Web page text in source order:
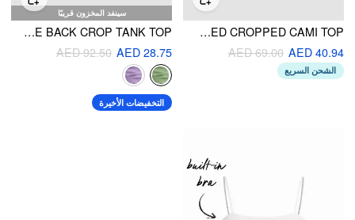
STRIPED CROPPED CAMI TOP
AED 40.94
AED 69.00
الشحن السريع
سينفد المخزون قريبًا
SOLID CROSS WRAP FRONT TIE BACK CROP TANK TOP
AED 28.75
AED 92.50
التخفيضات الأخيرة